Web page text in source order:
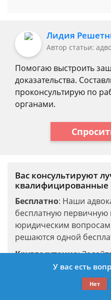
Лидия
Автор статьи:
Помогаю выстроить
доказательства.
проконсультирую по
органами.
Вас консультируют
Бесплатно: Наши
бесплатную
юридическим
решаются одной
Круглосуточно:
недвижимости в
по телефону горячей
У вас есть
Нет